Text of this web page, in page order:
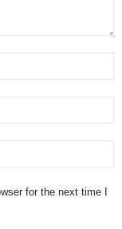
for the next time I